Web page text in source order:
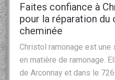
Faites confiance à
pour la réparation du
cheminée
Christol ramonage est
en matière de ramonage.
de Arconnay et dans le